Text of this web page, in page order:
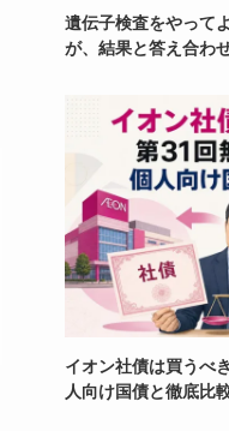
遺伝子検査をやって
が、結果と答え合わ
イオン社債は買うべ
人向け国債と徹底比